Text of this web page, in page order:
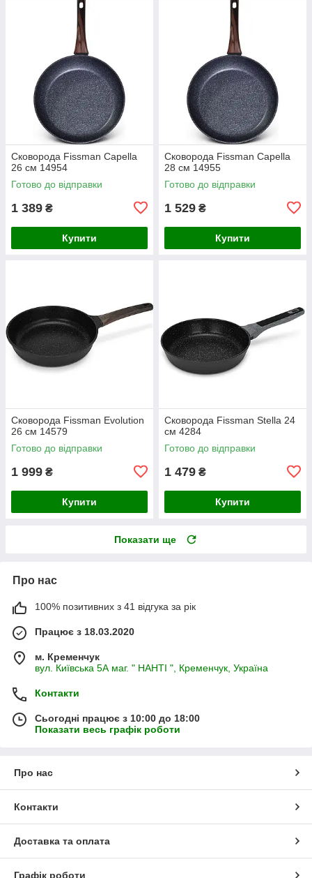
Сковорода Fissman Capella
26 см 14954
Готово до відправки
1 389 ₴
Купити
Сковорода Fissman Capella
28 см 14955
Готово до відправки
1 529 ₴
Купити
Сковорода Fissman Evolution
26 см 14579
Готово до відправки
1 999 ₴
Купити
Сковорода Fissman Stella 24
см 4284
Готово до відправки
1 479 ₴
Купити
Показати ще
Про нас
100% позитивних з 41 відгука за рік
Працює з 18.03.2020
м. Кременчук
вул. Київська 5А маг. " НАНТІ ", Кременчук, Україна
Контакти
Сьогодні працює з 10:00 до 18:00
Показати весь графік роботи
Про нас
Контакти
Доставка та оплата
Графік роботи